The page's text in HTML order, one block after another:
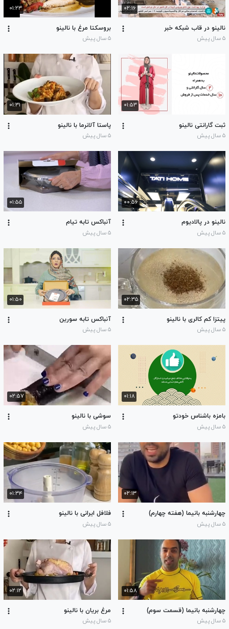
۰۲:۱۶
نالینو در قاب شبکه خبر
۵ سال پیش
۰۱:۲۳
بروسکتا مرغ با نالینو
۵ سال پیش
۰۱:۵۳
ثبت گارانتی نالینو
۵ سال پیش
۰۱:۳۱
پاستا آلانرما با نالینو
۵ سال پیش
۰۰:۵۶
نالینو در پالادیوم
۵ سال پیش
۰۱:۵۵
آنباکس تابه تیام
۵ سال پیش
۰۲:۳۵
پیتزا کم کالری با نالینو
۵ سال پیش
۰۱:۵۰
آنباکس تابه سورین
۵ سال پیش
۰۱:۱۸
بامزه باشناس خودتو
۵ سال پیش
۰۲:۵۷
سوشی با نالینو
۵ سال پیش
۰۲:۱۳
چهارشنبه بانیما (هفته چهارم)
۵ سال پیش
۰۱:۳۴
فلافل ایرانی با نالینو
۵ سال پیش
۰۱:۵۸
چهارشنبه بانیما (قسمت سوم)
۵ سال پیش
۰۲:۱۲
مرغ بریان با نالینو
۵ سال پیش